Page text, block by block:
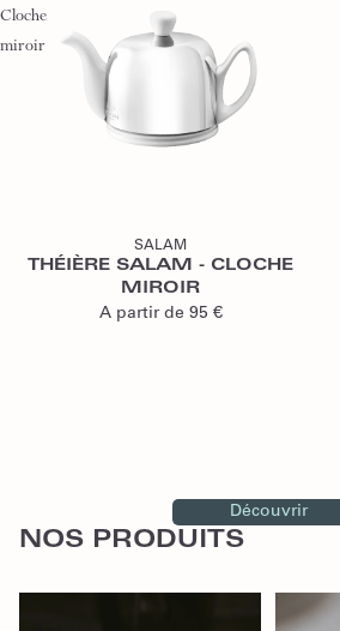
Cloche
miroir
SALAM
THÉIÈRE SALAM - CLOCHE
MIROIR
A partir de 95 €
Découvrir
NOS PRODUITS
Vaisselle